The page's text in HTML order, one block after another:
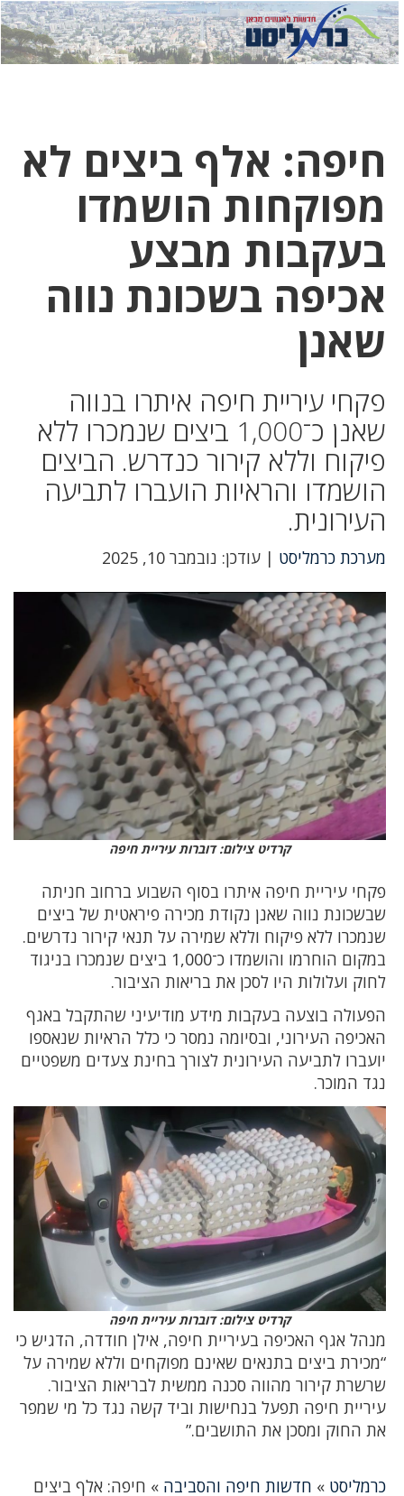
לחץ
כאן
לחץ
כדי
חיפה: אלף ביצים לא
מפוקחות הושמדו
בעקבות מבצע
אכיפה בשכונת נווה
שאנן
פקחי עיריית חיפה איתרו בנווה
שאנן כ־1,000 ביצים שנמכרו ללא
פיקוח וללא קירור כנדרש. הביצים
הושמדו והראיות הועברו לתביעה
העירונית.
מערכת כרמליסט | עודכן: נובמבר 10, 2025
קרדיט צילום: דוברות עיריית חיפה
פקחי עיריית חיפה איתרו בסוף השבוע ברחוב חניתה
שבשכונת נווה שאנן נקודת מכירה פיראטית של ביצים
שנמכרו ללא פיקוח וללא שמירה על תנאי קירור נדרשים.
במקום הוחרמו והושמדו כ־1,000 ביצים שנמכרו בניגוד
לחוק ועלולות היו לסכן את בריאות הציבור.
הפעולה בוצעה בעקבות מידע מודיעיני שהתקבל באגף
האכיפה העירוני, ובסיומה נמסר כי כלל הראיות שנאספו
יועברו לתביעה העירונית לצורך בחינת צעדים משפטיים
נגד המוכר.
קרדיט צילום: דוברות עיריית חיפה
מנהל אגף האכיפה בעיריית חיפה, אילן חודדה, הדגיש כי
“מכירת ביצים בתנאים שאינם מפוקחים וללא שמירה על
שרשרת קירור מהווה סכנה ממשית לבריאות הציבור.
עיריית חיפה תפעל בנחישות וביד קשה נגד כל מי שמפר
את החוק ומסכן את התושבים.”
כרמליסט » חדשות חיפה והסביבה » חיפה: אלף ביצים